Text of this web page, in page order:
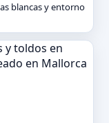
blancas y entorno